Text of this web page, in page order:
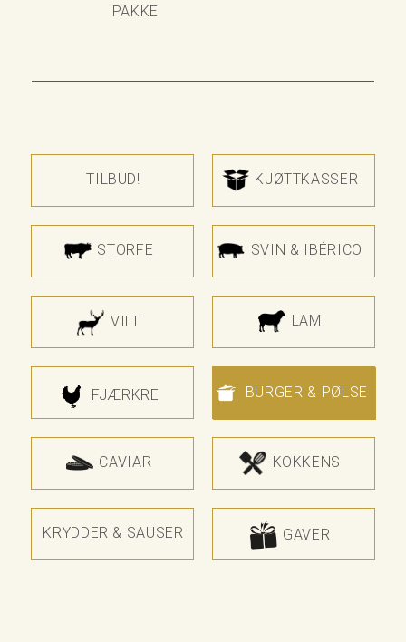
PAKKE
TILBUD! KJØTTKASSER
STORFE SVIN & IBÉRICO
VILT LAM
FJÆRKRE BURGER & PØLSE
CAVIAR KOKKENS
KRYDDER & SAUSER GAVER